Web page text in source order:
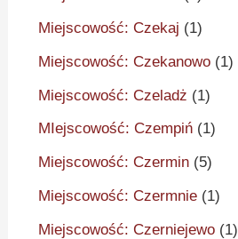
Miejscowość: Czekaj (1)
Miejscowość: Czekanowo (1)
Miejscowość: Czeladż (1)
MIejscowość: Czempiń (1)
Miejscowość: Czermin (5)
Miejscowość: Czermnie (1)
Miejscowość: Czerniejewo (1)